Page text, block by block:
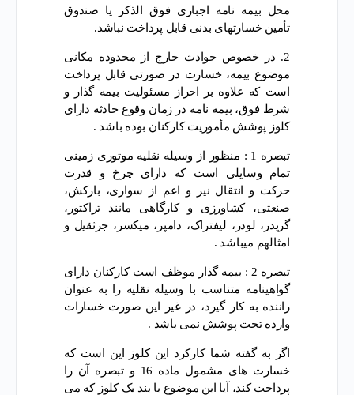
محل بیمه نامه اجباری فوق الذکر یا صندوق
تأمین خسارتهای بدنی قابل پرداخت نباشد.
2. در خصوص حوادث خارج از محدوده مکانی
موضوع بیمه، خسارت در صورتی قابل پرداخت
است که علاوه بر احراز مسئولیت بیمه گذار و
شرط فوق، بیمه نامه در زمان وقوع حادثه دارای
کلوز پوشش مأموریت کارکنان بوده باشد .
تبصره 1 : منظور از وسیله نقلیه موتوری زمینی
تمام وسایلی است که دارای چرخ و قدرت
حرکت و انتقال نیر و اعم از سواری، بارکش،
صنعتی، کشاورزی و کارگاهی مانند تراکتور،
گریدر، لودر، لیفتراک، دامپر، میکسر، جرثقیل و
امثالهم میباشد .
تبصره 2 : بیمه گذار موظف است کارکنان دارای
گواهینامه متناسب با وسیله نقلیه را به عنوان
راننده به کار گیرد، در غیر این صورت خسارات
وارده تحت پوشش نمی باشد .
اگر به گفته شما کارکرد این کلوز این است که
خسارت های مشمول ماده 16 و تبصره آن را
پرداخت کند، آیا این موضوع با بند یک کلوز که می